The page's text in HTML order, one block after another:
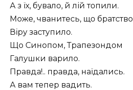
А з їх, бувало, й лій топили.
Може, чванитесь, що братство
Віру заступило.
Що Синопом, Трапезондом
Галушки варило.
Правда!.. правда, наїдались.
А вам тепер вадить.